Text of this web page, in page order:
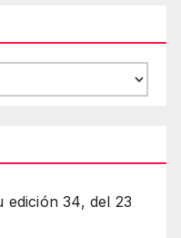
edición 34, del 23